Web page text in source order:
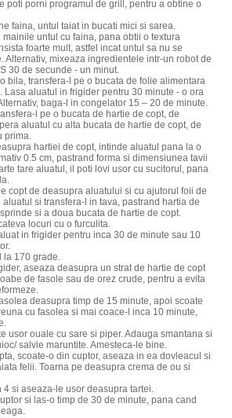
poti porni programul de grill, pentru a obtine o
faina, untul taiat in bucati mici si sarea.
mainile untul cu faina, pana obtii o textura
foarte mult, astfel incat untul sa nu se
Alternativ, mixeaza ingredientele intr-un robot de
30 de secunde - un minut.
bila, transfera-l pe o bucata de folie alimentara
Lasa aluatul in frigider pentru 30 minute - o ora
baga-l in congelator 15 – 20 de minute.
l pe o bucata de hartie de copt, de
aluatul cu alta bucata de hartie de copt, de
prima.
hartiei de copt, intinde aluatul pana la o
0.5 cm, pastrand forma si dimensiunea tavii
tare aluatul, il poti lovi usor cu sucitorul, pana
copt de deasupra aluatului si cu ajutorul foii de
si transfera-l in tava, pastrand hartia de
si a doua bucata de hartie de copt.
locuri cu o furculita.
in frigider pentru inca 30 de minute sau 10
la 170 grade.
aseaza deasupra un strat de hartie de copt
de fasole sau de orez crude, pentru a evita
deasupra timp de 15 minute, apoi scoate
cu fasolea si mai coace-l inca 10 minute,
usor ouale cu sare si piper. Adauga smantana si
salvie maruntite. Amesteca-le bine.
scoate-o din cuptor, aseaza in ea dovleacul si
felii. Toarna pe deasupra crema de ou si
4 si aseaza-le usor deasupra tartei.
si las-o timp de 30 de minute, pana cand